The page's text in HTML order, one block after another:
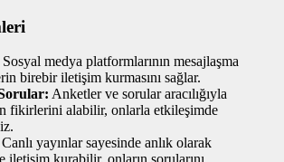
Sosyal medya platformlarının mesajlaşma
birebir iletişim kurmasını sağlar.
Anketler ve sorular aracılığıyla
fikirlerini alabilir, onlarla etkileşimde
Canlı yayınlar sayesinde anlık olarak